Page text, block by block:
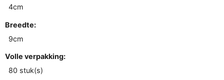
4cm
Breedte:
9cm
Volle verpakking:
80 stuk(s)